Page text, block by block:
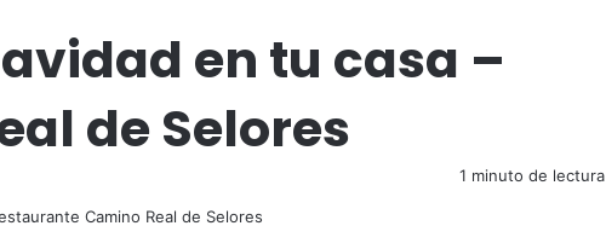
en tu casa –
de Selores
1 minuto de lectura